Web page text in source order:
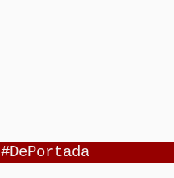
#DePortada